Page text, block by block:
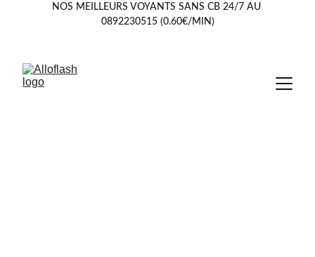
NOS MEILLEURS VOYANTS SANS CB 24/7 AU
0892230515 (0.60€/MIN)